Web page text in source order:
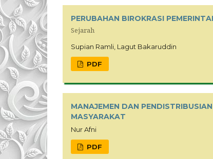
PERUBAHAN BIROKRASI
Sejarah
Supian Ramli, Lagut Bakaruddin
PDF
MANAJEMEN DAN
MASYARAKAT
Nur Afni
PDF